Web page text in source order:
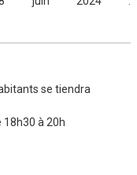
se tiendra
18h30 à 20h